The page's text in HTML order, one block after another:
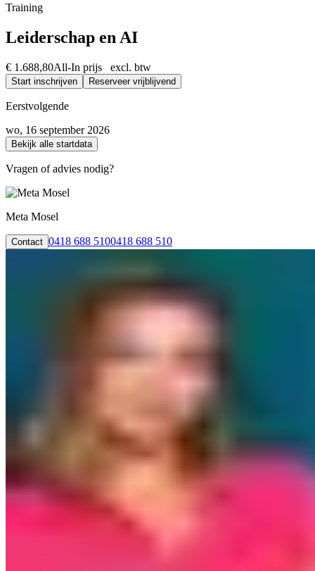
Absoluut. Vrijwel al onze trainingen en opleidingen kunnen we
Training
Leiderschap en AI
€ 1.688,80All-In prijs excl. btw
Start inschrijven Reserveer vrijblijvend
Eerstvolgende
wo, 16 september 2026
Bekijk alle startdata
Vragen of advies nodig?
Meta Mosel
Contact 0418 688 5100418 688 510